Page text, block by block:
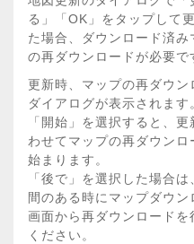
る」「OK」をタップして
た場合、ダウンロード済み
の再ダウンロードが必要で
更新時、マップの再ダウン
ダイアログが表示されます
「開始」を選択すると、更
わせてマップの再ダウンロ
始まります。
「後で」を選択した場合は
間のある時にマップダウン
画面から再ダウンロードを
ください。